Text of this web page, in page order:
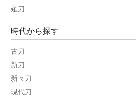
薙刀
時代から探す
古刀
新刀
新々刀
現代刀